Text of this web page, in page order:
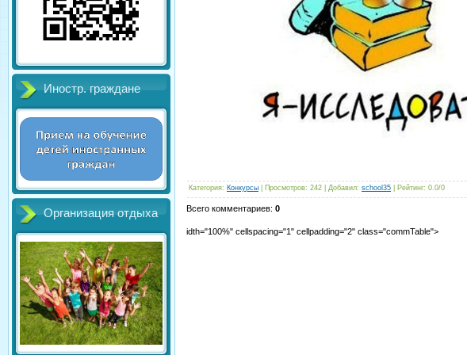
Иностр. граждане
Организация отдыха
Категория: Конкурсы Просмотров: 242 Добавил: school35 Рейтинг: 0.0/0
Всего комментариев: 0
idth="100%" cellspacing="1" cellpadding="2" class="commTable">